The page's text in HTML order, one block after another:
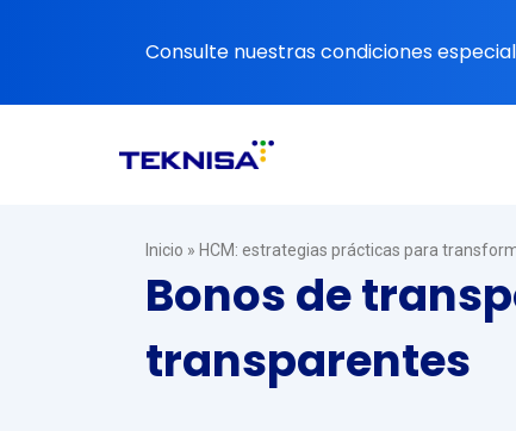
Consulte nuestras condiciones
Inicio » HCM: estrategias prácticas para
Bonos de
transparentes